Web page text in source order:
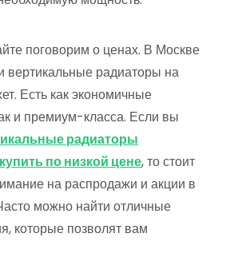
поговорим о ценах. В Москве
вертикальные радиаторы на
Есть как экономичные
и премиум-класса. Если вы
радиаторы
по низкой цене, то стоит
на распродажи и акции в
можно найти отличные
которые позволят вам